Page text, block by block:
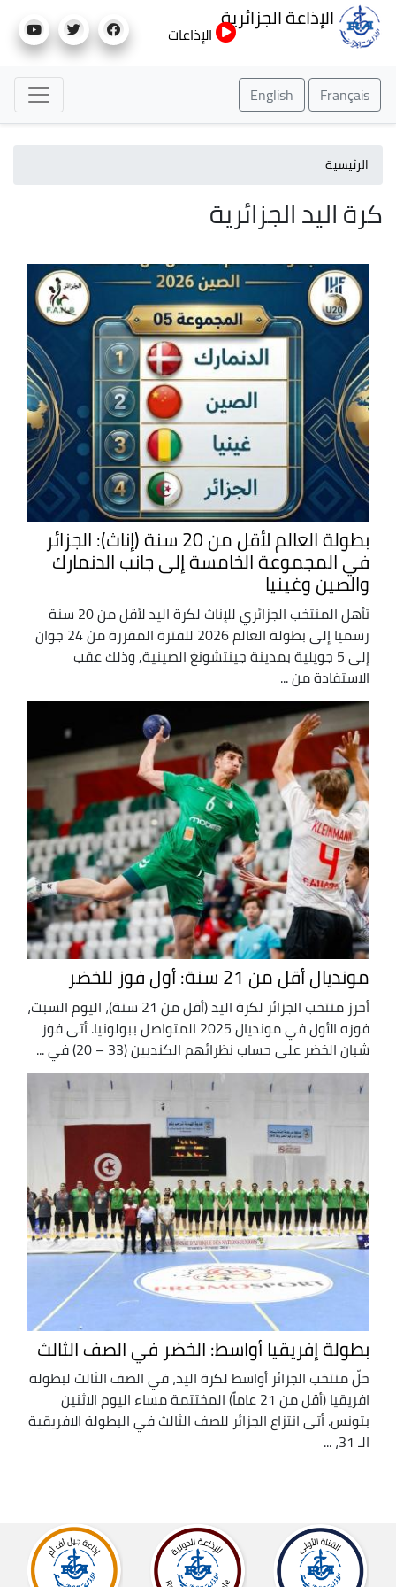
إلى
الإذاعة الجزائرية
الإذاعات
Français
English
الرئيسية
كرة اليد الجزائرية
بطولة العالم لأقل من 20 سنة (إناث): الجزائر
في المجموعة الخامسة إلى جانب الدنمارك
والصين وغينيا
تأهل المنتخب الجزائري للإناث لكرة اليد لأقل من 20 سنة
رسميا إلى بطولة العالم 2026 للفترة المقررة من 24 جوان
إلى 5 جويلية بمدينة جينتشونغ الصينية, وذلك عقب
الاستفادة من ...
مونديال أقل من 21 سنة: أول فوز للخضر
أحرز منتخب الجزائر لكرة اليد (أقل من 21 سنة)، اليوم السبت،
فوزه الأول في مونديال 2025 المتواصل ببولونيا. أتى فوز
شبان الخضر على حساب نظرائهم الكنديين (33 – 20) في ...
بطولة إفريقيا أواسط: الخضر في الصف الثالث
حلّ منتخب الجزائر أواسط لكرة اليد، في الصف الثالث لبطولة
افريقيا (أقل من 21 عاماً) المختتمة مساء اليوم الاثنين
بتونس. أتى انتزاع الجزائر للصف الثالث في البطولة الافريقية
الـ 31، ...